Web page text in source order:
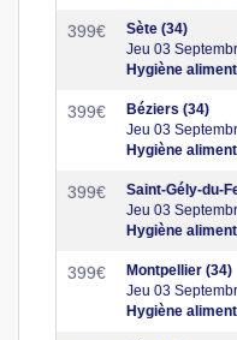
399€
Sète (34)
Jeu 03
Hygiène
399€
Béziers (34)
Jeu 03
Hygiène
399€
Saint-Gély-du-
Jeu 03
Hygiène
399€
Montpellier (34)
Jeu 03
Hygiène